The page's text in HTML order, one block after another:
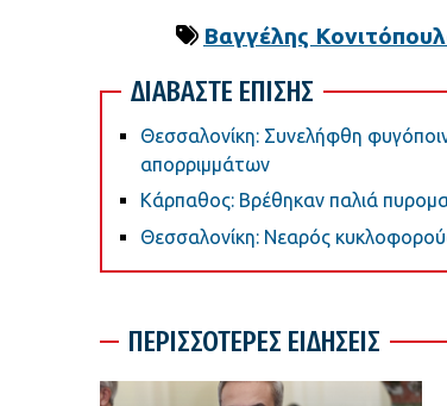
Βαγγέλης
ΔΙΑΒΑΣΤΕ ΕΠΙΣΗΣ
Θεσσαλονίκη: Συνελήφθη
απορριμμάτων
Κάρπαθος: Βρέθηκαν παλιά
Θεσσαλονίκη: Νεαρός
ΠΕΡΙΣΣΟΤΕΡΕΣ ΕΙΔΗΣΕΙΣ